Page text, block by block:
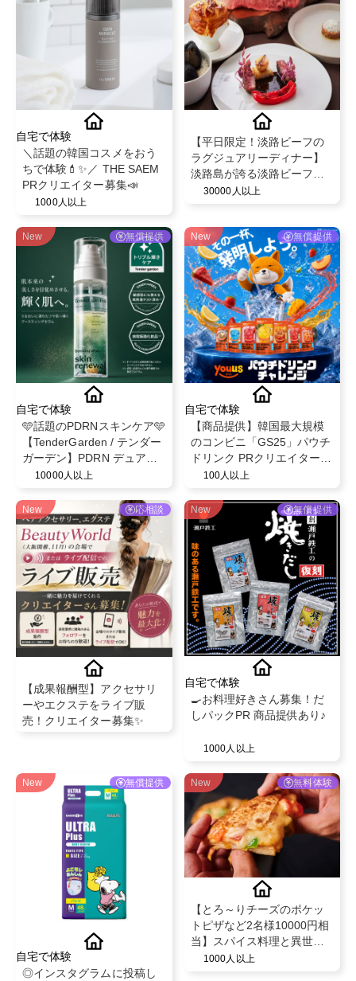
自宅で体験
＼話題の韓国コスメをおう
ちで体験💄✨／ THE SAEM
PRクリエイター募集📣
1000人以上
【平日限定！淡路ビーフの
ラグジュアリーディナー】
淡路島が誇る淡路ビーフの
デギュスタシオンコース2名
30000人以上
New 無償提供
自宅で体験
🩵話題のPDRNスキンケア🩵
【TenderGarden / テンダー
ガーデン】PDRN デュアル
ブースト 美容液ミスト モニ
10000人以上
New 無償提供
自宅で体験
【商品提供】韓国最大規模
のコンビニ「GS25」パウチ
ドリンク PRクリエイター募
100人以上
New 応相談
【成果報酬型】アクセサリ
ーやエクステをライブ販
売！クリエイター募集✨
New 無償提供
自宅で体験
🍳お料理好きさん募集！だ
しパックPR 商品提供あり♪
1000人以上
New 無償提供
自宅で体験
◎インスタグラムに投稿し
New 無料体験
【とろ～りチーズのポケッ
トピザなど2名様10000円相
当】スパイス料理と異世界
空間で話題のビストロ"MAD
1000人以上